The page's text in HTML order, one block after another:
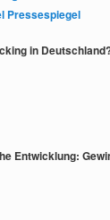
Pressespiegel
in
Entwicklung: